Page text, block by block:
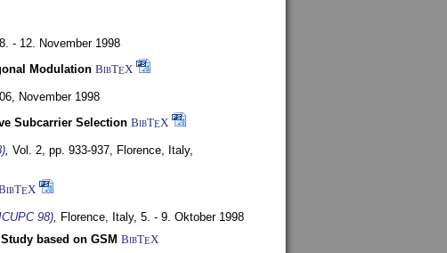
8. - 12. November 1998
Modulation BibTEX
November 1998
Subcarrier Selection BibTEX
, Vol. 2, pp. 933-937, Florence, Italy,
EX
98), Florence, Italy, 5. - 9. Oktober 1998
based on GSM BibTEX